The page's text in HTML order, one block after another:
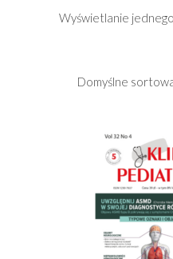
Wyświetlanie
Domyślne